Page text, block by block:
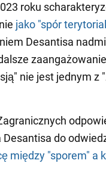
roku
jako "spór
Desantisa
nie jest jednym z
do
między "sporem" a